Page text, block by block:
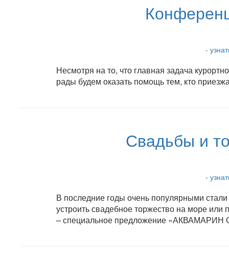
-
Несмотря на то, что главная задача
рады будем оказать помощь тем, кто
Свадьбы и
-
В последние годы очень популярными
устроить свадебное торжество на море
– специальное предложение